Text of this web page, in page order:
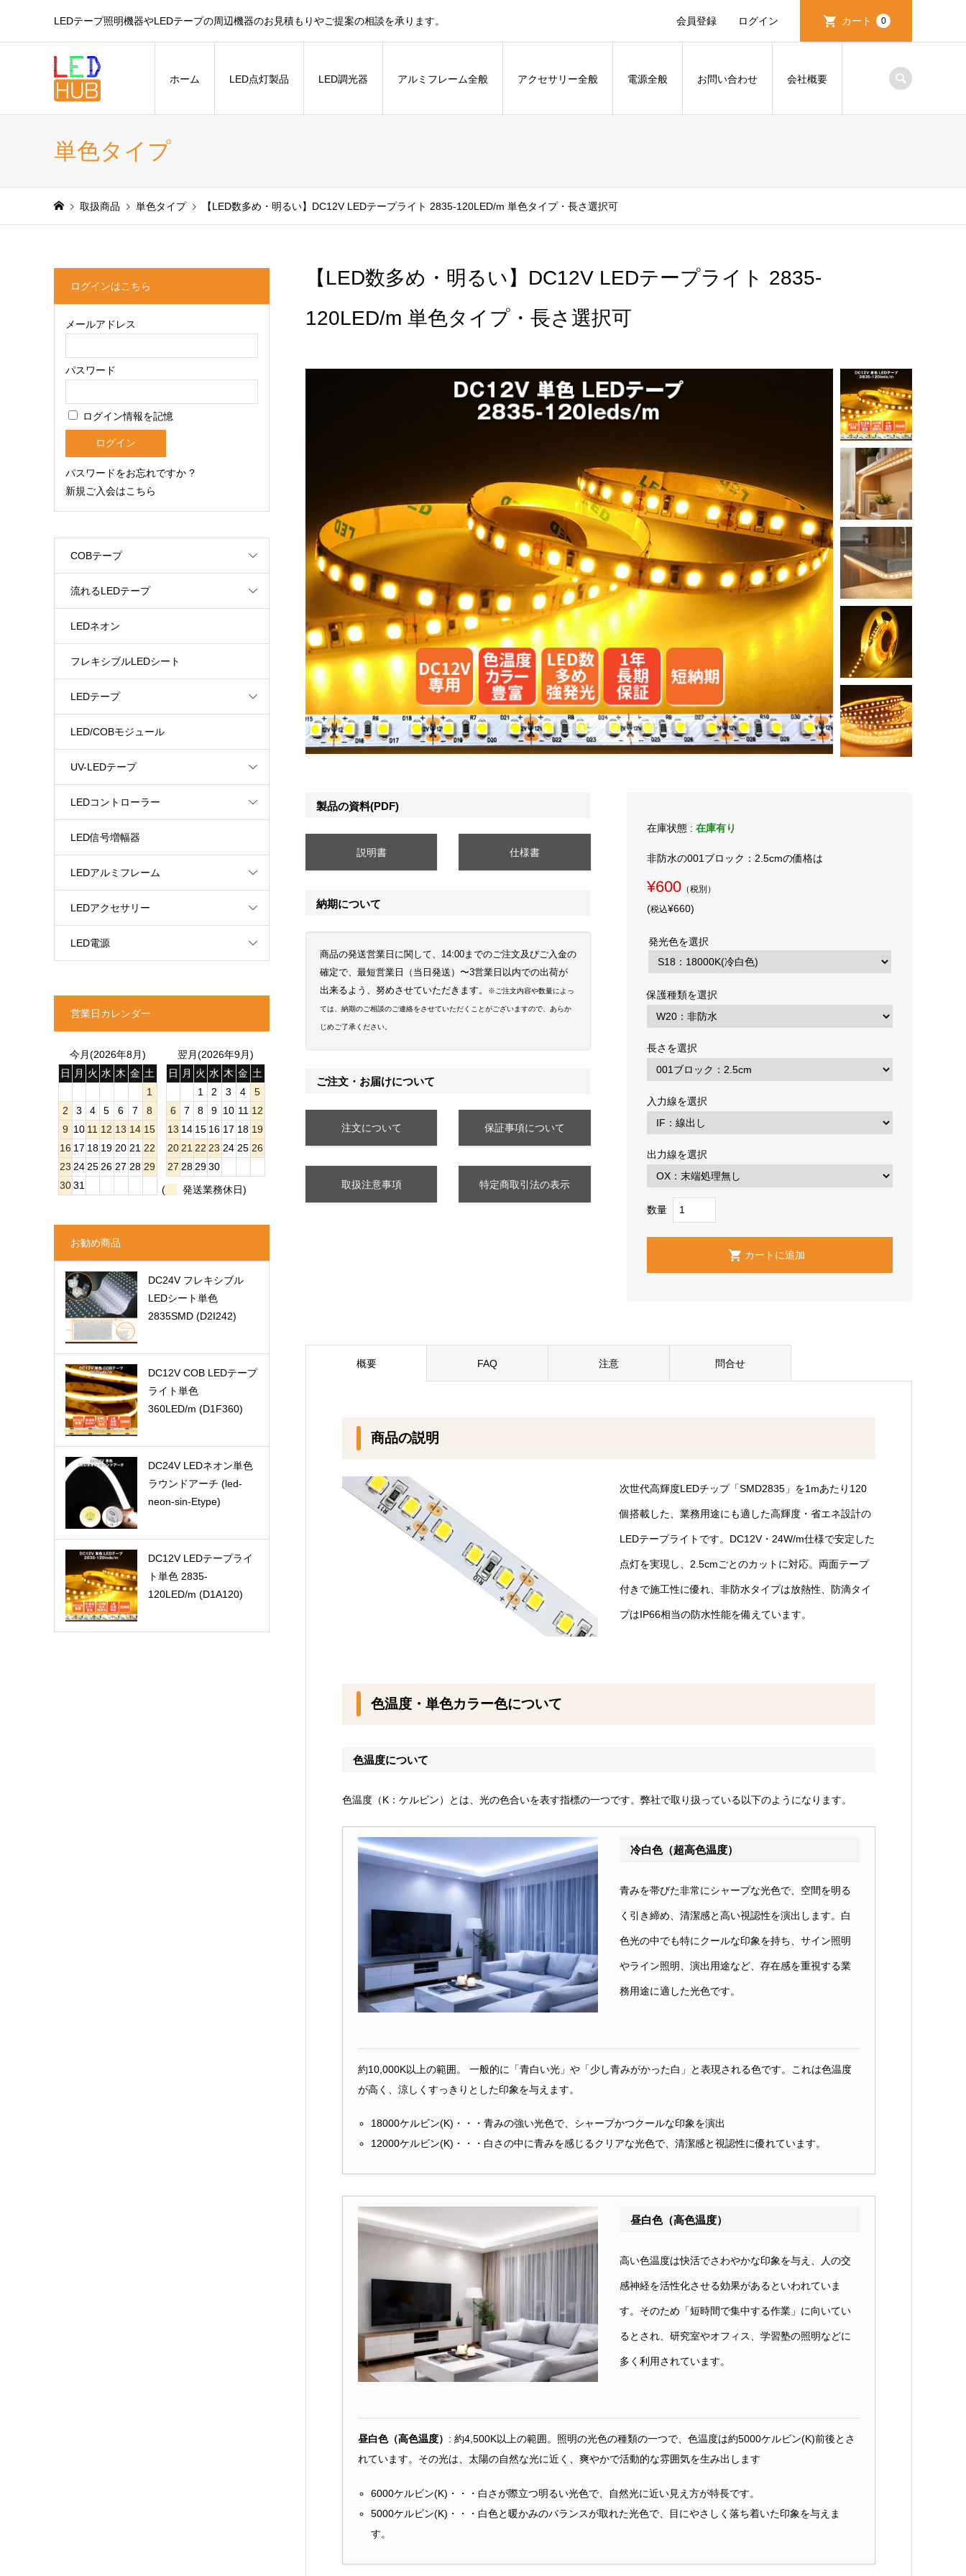
LEDテープ照明機器やLEDテープの周辺機器のお見積もりやご提案の相談を承ります。 会員登録 ログイン カート 0
ホーム LED点灯製品 LED調光器 アルミフレーム全般 アクセサリー全般 電源全般 お問い合わせ 会社概要
単色タイプ
取扱商品 単色タイプ 【LED数多め・明るい】DC12V LEDテープライト 2835-120LED/m 単色タイプ・長さ選択可
【LED数多め・明るい】DC12V LEDテープライト 2835-
120LED/m 単色タイプ・長さ選択可
製品の資料(PDF)
説明書 仕様書
納期について
商品の発送営業日に関して、14:00までのご注文及びご入金の
確定で、最短営業日（当日発送）〜3営業日以内での出荷が
出来るよう、努めさせていただきます。
※ご注文内容や数量によっ
ては、納期のご相談のご連絡をさせていただくことがございますので、あらか
じめご了承ください。
ご注文・お届けについて
注文について 保証事項について
取扱注意事項 特定商取引法の表示
在庫状態 : 在庫有り
非防水の001ブロック：2.5cmの価格は
¥600（税別）
(税込¥660)
発光色を選択
保護種類を選択
長さを選択
入力線を選択
出力線を選択
数量
概要 FAQ 注意 問合せ
商品の説明
次世代高輝度LEDチップ「SMD2835」を1mあたり120
個搭載した、業務用途にも適した高輝度・省エネ設計の
LEDテープライトです。DC12V・24W/m仕様で安定した
点灯を実現し、2.5cmごとのカットに対応。両面テープ
付きで施工性に優れ、非防水タイプは放熱性、防滴タイ
プはIP66相当の防水性能を備えています。
色温度・単色カラー色について
色温度について
色温度（K：ケルビン）とは、光の色合いを表す指標の一つです。弊社で取り扱っている以下のようになります。
冷白色（超高色温度）
青みを帯びた非常にシャープな光色で、空間を明る
く引き締め、清潔感と高い視認性を演出します。白
色光の中でも特にクールな印象を持ち、サイン照明
やライン照明、演出用途など、存在感を重視する業
務用途に適した光色です。
約10,000K以上の範囲。
一般的に「青白い光」や「少し青みがかった白」と表現される色です。これは色温度
が高く、涼しくすっきりとした印象を与えます。
18000ケルビン(K)・・・ 青みの強い光色で、シャープかつクールな印象を演出
12000ケルビン(K)・・・ 白さの中に青みを感じるクリアな光色で、清潔感と視認性に優れています。
昼白色（高色温度）
高い色温度は快活でさわやかな印象を与え、人の交
感神経を活性化させる効果があるといわれていま
す。 そのため「短時間で集中する作業」に向いてい
るとされ、研究室やオフィス、学習塾の照明などに
多く利用されています。
昼白色（高色温度） : 約4,500K以上の範囲。 照明の光色の種類の一つで、色温度は約5000ケルビン(K)前後とさ
れています。その光は、太陽の自然な光に近く、爽やかで活動的な雰囲気を生み出します
6000ケルビン(K)・・・ 白さが際立つ明るい光色で、自然光に近い見え方が特長です。
5000ケルビン(K)・・・ 白色と暖かみのバランスが取れた光色で、目にやさしく落ち着いた印象を与えま
す。
ログインはこちら
メールアドレス
パスワード
ログイン情報を記憶
パスワードをお忘れですか ?
新規ご入会はこちら
COBテープ
流れるLEDテープ
LEDネオン
フレキシブルLEDシート
LEDテープ
LED/COBモジュール
UV-LEDテープ
LEDコントローラー
LED信号増幅器
LEDアルミフレーム
LEDアクセサリー
LED電源
営業日カレンダー
今月(2026年8月)
日
月 火 水 木 金 土
1
2
3 4 5 6 7
8
9 10 11 12 13 14 15
16 17 18 19 20 21 22
23 24 25 26 27 28 29
30 31
翌月(2026年9月)
日
月 火 水 木 金 土
1
2 3 4
5
6
7 8 9 10 11 12
13 14 15 16 17 18 19
20 21 22 23 24 25 26
27 28 29 30
(
発送業務休日)
お勧め商品
DC24V フレキシブル
LEDシート単色
2835SMD (D2I242)
DC12V COB LEDテープ
ライト単色
360LED/m (D1F360)
DC24V LEDネオン単色
ラウンドアーチ (led-
neon-sin-Etype)
DC12V LEDテープライ
ト単色 2835-
120LED/m (D1A120)